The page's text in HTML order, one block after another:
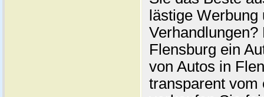
lästige
Flensburg ein
von Autos in
transparent vom